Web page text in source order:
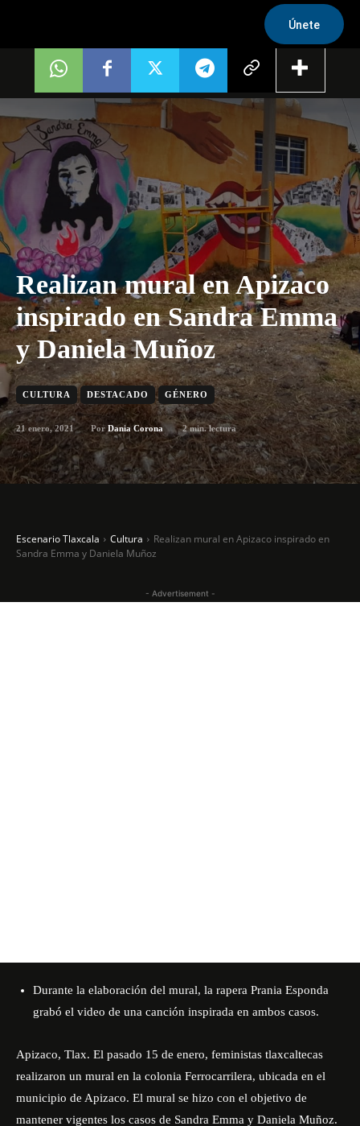
Únete
Realizan mural en Apizaco
inspirado en Sandra Emma
y Daniela Muñoz
CULTURA DESTACADO GÉNERO
21 enero, 2021 Por Dania Corona 2min. lectura
Escenario Tlaxcala Cultura
Realizan mural en Apizaco inspirado en
Sandra Emma y Daniela Muñoz
- Advertisement -
Durante la elaboración del mural, la rapera Prania Esponda
grabó el video de una canción inspirada en ambos casos.
Apizaco, Tlax. El pasado 15 de enero, feministas tlaxcaltecas
realizaron un mural en la colonia Ferrocarrilera, ubicada en el
municipio de Apizaco. El mural se hizo con el objetivo de
mantener vigentes los casos de Sandra Emma y Daniela Muñoz.